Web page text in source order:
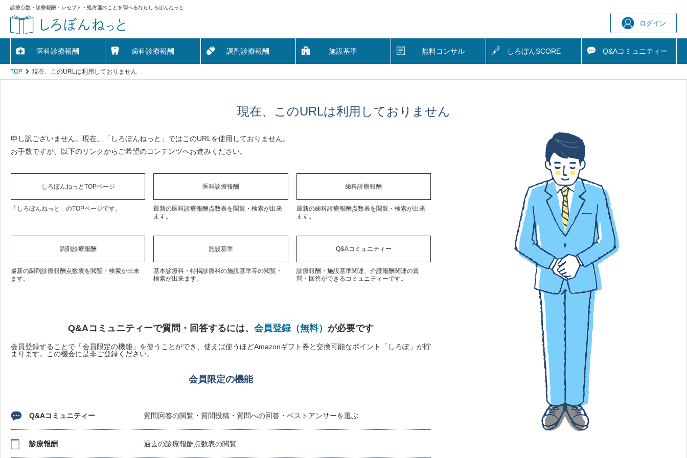
診療点数・診療報酬・レセプト・処方箋のことを調べるならしろぼんねっと
ログイン
医科診療報酬 歯科診療報酬 調剤診療報酬 施設基準 無料コンサル しろぼんSCORE Q&Aコミュニティー
TOP 現在、このURLは利用しておりません
現在、このURLは利用しておりません
申し訳ございません。現在、「しろぼんねっと」ではこのURLを使用しておりません。
お手数ですが、以下のリンクからご希望のコンテンツへお進みください。
しろぼんねっとTOPページ
「しろぼんねっと」のTOPページです。
医科診療報酬
最新の医科診療報酬点数表を閲覧・検索が出来
ます。
歯科診療報酬
最新の歯科診療報酬点数表を閲覧・検索が出来
ます。
調剤診療報酬
最新の調剤診療報酬点数表を閲覧・検索が出来
ます。
施設基準
基本診療科・特掲診療科の施設基準等の閲覧・
検索が出来ます。
Q&Aコミュニティー
診療報酬・施設基準関連、介護報酬関連の質
問・回答ができるコミュニティーです。
Q&Aコミュニティーで質問・回答するには、 会員登録（無料） が必要です
会員登録することで「会員限定の機能」を使うことができ、使えば使うほどAmazonギフト券と交換可能なポイント「しろぽ」が貯
まります。この機会に是非ご登録ください。
会員限定の機能
Q&Aコミュニティー 質問回答の閲覧・質問投稿・質問への回答・ベストアンサーを選ぶ
診療報酬 過去の診療報酬点数表の閲覧